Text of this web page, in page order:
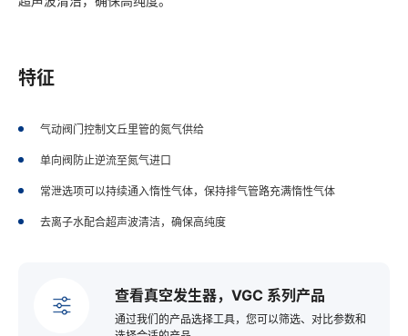
特征
气动阀门控制文丘里管的氮气供给
单向阀防止逆流至氮气进口
常泄选项可以持续通入惰性气体，保持排气管路充满惰性气体
去离子水配合超声波清洁，确保高纯度
查看真空发生器，VGC 系列产品
通过我们的产品选择工具，您可以筛选、对比参数和